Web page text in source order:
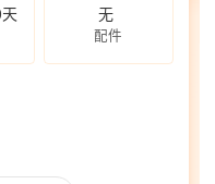
无
配件